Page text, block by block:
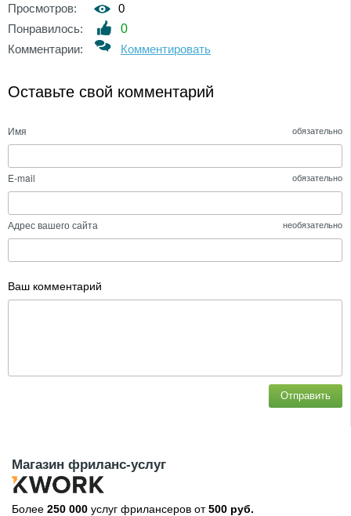
Просмотров:
0
Понравилось:
0
Комментарии:
Комментировать
Оставьте свой комментарий
Имя обязательно
E-mail обязательно
Адрес вашего сайта необязательно
Ваш комментарий
Отправить
Магазин фриланс-услуг
Более 250 000 услуг фрилансеров от500 руб.